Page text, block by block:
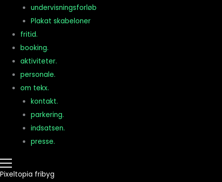
undervisningsforløb
Plakat skabeloner
fritid.
booking.
aktiviteter.
personale.
om tekx.
kontakt.
parkering.
indsatsen.
presse.
Pixeltopia fribyg